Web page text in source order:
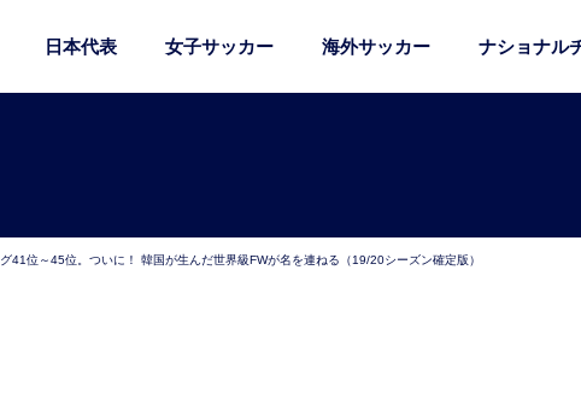
日本代表 女子サッカー 海外サッカー ナショナル
41位～45位。ついに！ 韓国が生んだ世界級FWが名を連ねる（19/20シーズン確定版）